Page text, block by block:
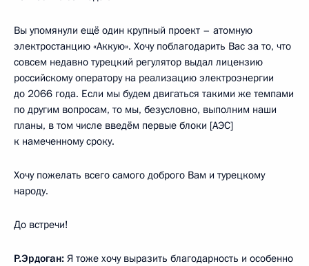
Вы упомянули ещё один крупный проект – атомную
электростанцию «Аккую». Хочу поблагодарить Вас за то, что
совсем недавно турецкий регулятор выдал лицензию
российскому оператору на реализацию электроэнергии
до 2066 года. Если мы будем двигаться такими же темпами
по другим вопросам, то мы, безусловно, выполним наши
планы, в том числе введём первые блоки [АЭС]
к намеченному сроку.
Хочу пожелать всего самого доброго Вам и турецкому
народу.
До встречи!
Р.Эрдоган: Я тоже хочу выразить благодарность и особенно